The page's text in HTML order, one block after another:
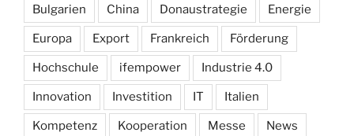
Bulgarien China Donaustrategie Energie
Europa Export Frankreich Förderung
Hochschule ifempower Industrie 4.0
Innovation Investition IT Italien
Kompetenz Kooperation Messe News